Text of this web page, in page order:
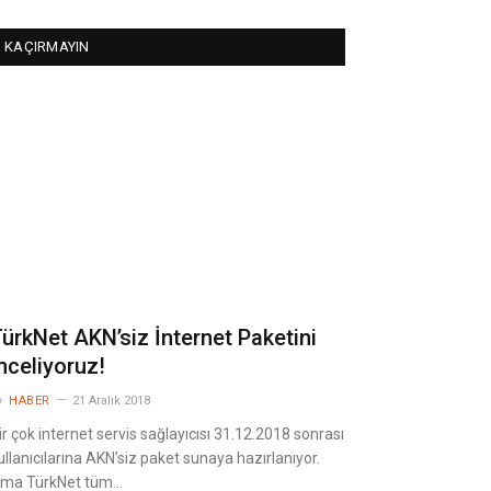
KAÇIRMAYIN
AKN’siz İnternet Paketini
HABER 21 Aralık 2018
çok internet servis sağlayıcısı 31.12.2018 sonrası
AKN’siz paket sunaya hazırlanıyor.
TürkNet tüm…